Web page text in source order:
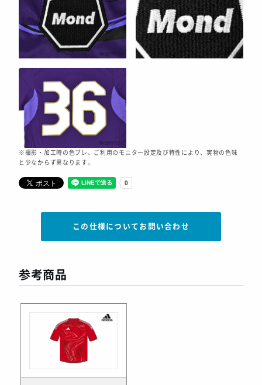
※撮影・加工時の色ブレ、ご利用のモニター設定及び特性により、実物の色味
と少なからず異なります。
この仕様についてお問い合わせ
参考商品